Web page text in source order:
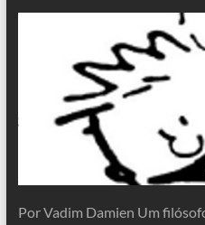
Por Vadim Damien Um